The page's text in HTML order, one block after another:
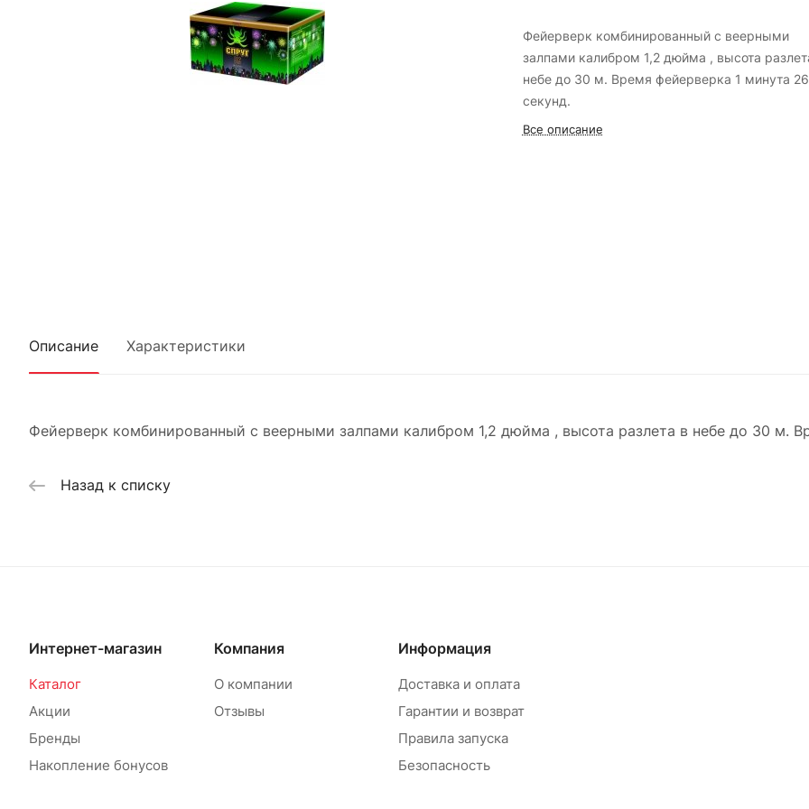
Фейерверк комбинированный с веерными
залпами калибром 1,2 дюйма , высота
небе до 30 м. Время фейерверка 1 минута 26
секунд.
Все описание
Описание Характеристики
Фейерверк комбинированный с веерными залпами калибром 1,2 дюйма , высота разлета в небе до 30 м.
Назад к списку
Интернет-магазин
Каталог
Акции
Бренды
Накопление бонусов
Компания
О компании
Отзывы
Информация
Доставка и оплата
Гарантии и возврат
Правила запуска
Безопасность